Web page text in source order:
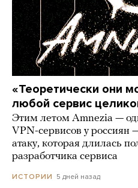
«Теоретически они
любой сервис
Этим летом Amnezia —
VPN-сервисов у
атаку, которая длилась
разработчика сервиса
ИСТОРИИ 5 дней назад